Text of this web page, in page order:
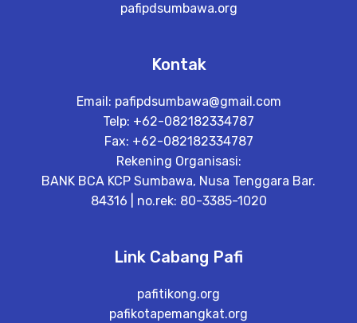
pafipdsumbawa.org
Kontak
Email: pafipdsumbawa@gmail.com
Telp: +62-082182334787
Fax: +62-082182334787
Rekening Organisasi:
BANK BCA KCP Sumbawa, Nusa Tenggara Bar.
84316 | no.rek: 80-3385-1020
Link Cabang Pafi
pafitikong.org
pafikotapemangkat.org